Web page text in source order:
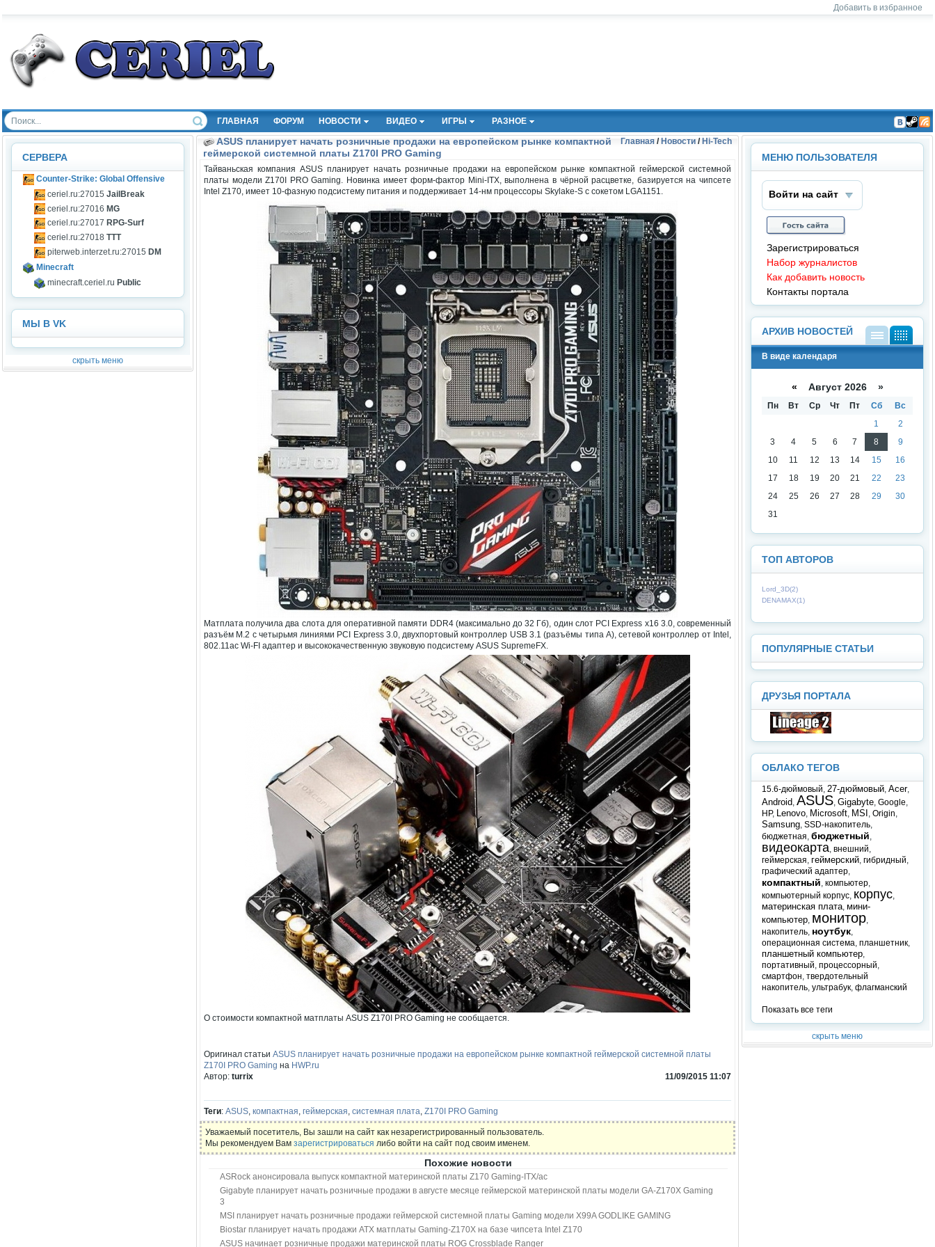
Добавить в избранное
ГЛАВНАЯ ФОРУМ НОВОСТИ ВИДЕО ИГРЫ
РАЗНОЕ
Чт
ен
S
На
ша
а в
На
ша
а в
СЕРВЕРА
Counter-Strike: Global Offensive
ceriel.ru:27015 JailBreak
ceriel.ru:27016 MG
ceriel.ru:27017 RPG-Surf
ceriel.ru:27018 TTT
piterweb.interzet.ru:27015 DM
Minecraft
minecraft.ceriel.ru Public
МЫ В VK
скрыть меню
Главная / Новости / Hi-Tech
ASUS планирует начать розничные продажи на европейском рынке компактной
геймерской системной платы Z170I PRO Gaming
Тайваньская компания ASUS планирует начать розничные продажи на европейском рынке компактной геймерской системной
платы модели Z170I PRO Gaming. Новинка имеет форм-фактор Mini-ITX, выполнена в чёрной расцветке, базируется на чипсете
Intel Z170, имеет 10-фазную подсистему питания и поддерживает 14-нм процессоры Skylake-S с сокетом LGA1151.
Матплата получила два слота для оперативной памяти DDR4 (максимально до 32 Гб), один слот PCI Express x16 3.0, современный
разъём M.2 с четырьмя линиями PCI Express 3.0, двухпортовый контроллер USB 3.1 (разъёмы типа А), сетевой контроллер от Intel,
802.11ac Wi-FI адаптер и высококачественную звуковую подсистему ASUS SupremeFX.
О стоимости компактной матплаты ASUS Z170I PRO Gaming не сообщается.
Оригинал статьи ASUS планирует начать розничные продажи на европейском рынке компактной геймерской системной платы
Z170I PRO Gaming на HWP.ru
11/09/2015 11:07
Автор: turrix
Теги: ASUS, компактная, геймерская, системная плата, Z170I PRO Gaming
Уважаемый посетитель, Вы зашли на сайт как незарегистрированный пользователь.
Мы рекомендуем Вам зарегистрироваться либо войти на сайт под своим именем.
Похожие новости
ASRock анонсировала выпуск компактной материнской платы Z170 Gaming-ITX/ac
Gigabyte планирует начать розничные продажи в августе месяце геймерской материнской платы модели GA-Z170X Gaming
3
MSI планирует начать розничные продажи геймерской системной платы Gaming модели X99A GODLIKE GAMING
Biostar планирует начать продажи ATX матплаты Gaming-Z170X на базе чипсета Intel Z170
ASUS начинает розничные продажи материнской платы ROG Crossblade Ranger
МЕНЮ ПОЛЬЗОВАТЕЛЯ
Войти на сайт
Зарегистрироваться
Набор журналистов
Как добавить новость
Контакты портала
АРХИВ НОВОСТЕЙ
В
кален
В
списк
В виде календаря
« Август 2026 »
Пн Вт Ср Чт Пт Сб
Вс
1
2
3
4 5 6 7 8
9
10
11 12 13 14 15
16
17
18 19 20 21 22
23
24
25 26 27 28 29
30
31
ТОП АВТОРОВ
Lord_3D(2)
DENAMAX(1)
ПОПУЛЯРНЫЕ СТАТЬИ
ДРУЗЬЯ ПОРТАЛА
ОБЛАКО ТЕГОВ
15.6-дюймовый, 27-дюймовый, Acer,
Android, ASUS, Gigabyte, Google,
HP, Lenovo, Microsoft, MSI , Origin,
Samsung, SSD-накопитель,
бюджетная, бюджетный,
видеокарта, внешний,
геймерская, геймерский, гибридный,
графический адаптер,
компактный, компьютер,
компьютерный корпус, корпус,
материнская плата, мини-
компьютер, монитор,
накопитель, ноутбук,
операционная система, планшетник,
планшетный компьютер,
портативный, процессорный,
смартфон, твердотельный
накопитель, ультрабук, флагманский
Показать все теги
скрыть меню